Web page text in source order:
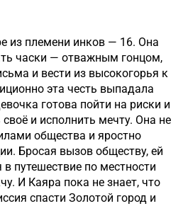
из племени инков — 16. Она
часки — отважным гонцом,
и вести из высокогорья к
эта честь выпадала
готова пойти на риски и
и исполнить мечту. Она не
общества и яростно
Бросая вызов обществу, ей
в путешествие по местности
И Каяра пока не знает, что
спасти Золотой город и